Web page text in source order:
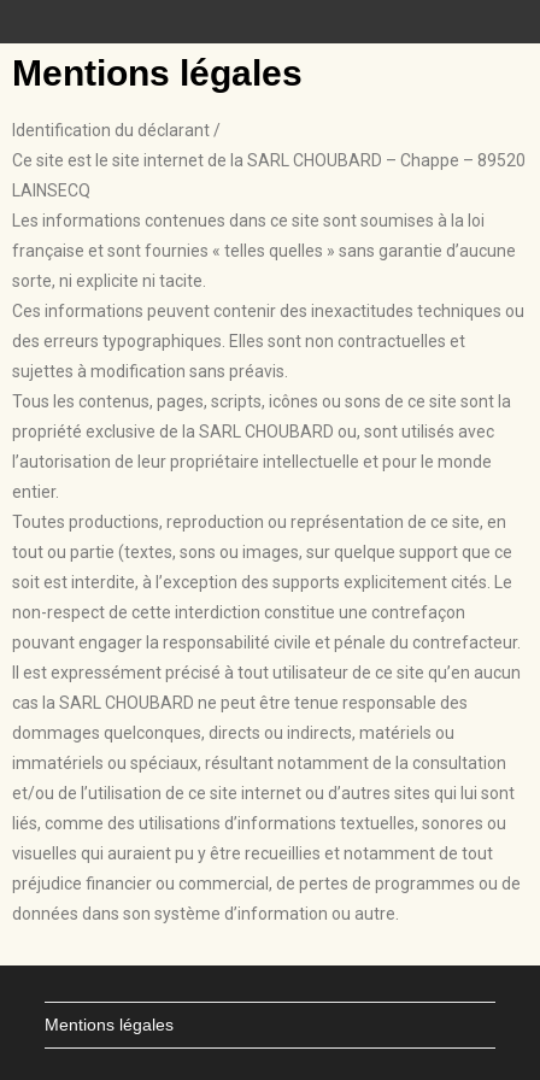
Mentions légales
Identification du déclarant /
Ce site est le site internet de la SARL CHOUBARD – Chappe – 89520
LAINSECQ
Les informations contenues dans ce site sont soumises à la loi
française et sont fournies « telles quelles » sans garantie d’aucune
sorte, ni explicite ni tacite.
Ces informations peuvent contenir des inexactitudes techniques ou
des erreurs typographiques. Elles sont non contractuelles et
sujettes à modification sans préavis.
Tous les contenus, pages, scripts, icônes ou sons de ce site sont la
propriété exclusive de la SARL CHOUBARD ou, sont utilisés avec
l’autorisation de leur propriétaire intellectuelle et pour le monde
entier.
Toutes productions, reproduction ou représentation de ce site, en
tout ou partie (textes, sons ou images, sur quelque support que ce
soit est interdite, à l’exception des supports explicitement cités. Le
non-respect de cette interdiction constitue une contrefaçon
pouvant engager la responsabilité civile et pénale du contrefacteur.
Il est expressément précisé à tout utilisateur de ce site qu’en aucun
cas la SARL CHOUBARD ne peut être tenue responsable des
dommages quelconques, directs ou indirects, matériels ou
immatériels ou spéciaux, résultant notamment de la consultation
et/ou de l’utilisation de ce site internet ou d’autres sites qui lui sont
liés, comme des utilisations d’informations textuelles, sonores ou
visuelles qui auraient pu y être recueillies et notamment de tout
préjudice financier ou commercial, de pertes de programmes ou de
données dans son système d’information ou autre.
Mentions légales